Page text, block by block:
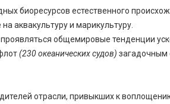
биоресурсов естественного
аквакультуру и марикультуру.
общемировые тенденции
(230 океанических судов) загадочным
отрасли, привыкших к